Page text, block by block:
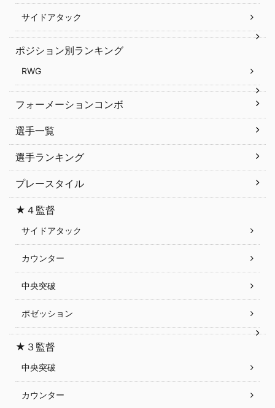
サイドアタック
ポジション別ランキング
RWG
フォーメーションコンボ
選手一覧
選手ランキング
プレースタイル
★４監督
サイドアタック
カウンター
中央突破
ポゼッション
★３監督
中央突破
カウンター